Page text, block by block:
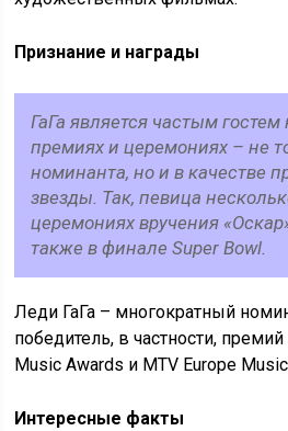
Признание и награды
ГаГа является частым
премиях и церемониях – не
номинанта, но и в качестве
звезды. Так, певица
церемониях вручения
также в финале Super Bowl.
Леди ГаГа – многократный
победитель, в частности,
Music Awards и MTV Europe
Интересные факты